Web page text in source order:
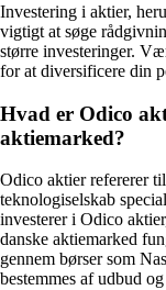
Investering i aktier,
vigtigt at søge
større investeringer.
for at diversificere din
Hvad er Odico
aktiemarked?
Odico aktier refererer
teknologiselskab
investerer i Odico
danske aktiemarked
gennem børser som
bestemmes af udbud